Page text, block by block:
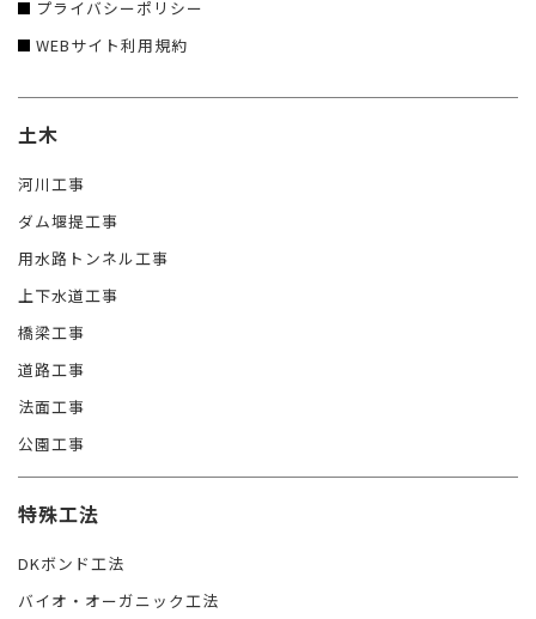
プライバシーポリシー
WEBサイト利用規約
土木
河川工事
ダム堰提工事
用水路トンネル工事
上下水道工事
橋梁工事
道路工事
法面工事
公園工事
特殊工法
DKボンド工法
バイオ・オーガニック工法